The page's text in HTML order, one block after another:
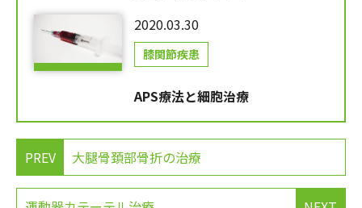
2020.03.30
膝関節疾患
APS療法と細胞治療
PREV 大腿骨頚部骨折の治療